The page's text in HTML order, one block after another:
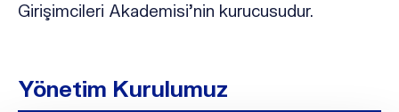
Girişimcileri Akademisi’nin kurucusudur.
Yönetim Kurulumuz